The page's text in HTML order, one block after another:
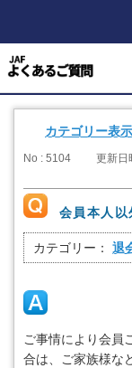
カテゴリー表示
No : 5104 更新日
会員本人以
カテゴリー： 退
ご事情により会員
合は、ご家族様な